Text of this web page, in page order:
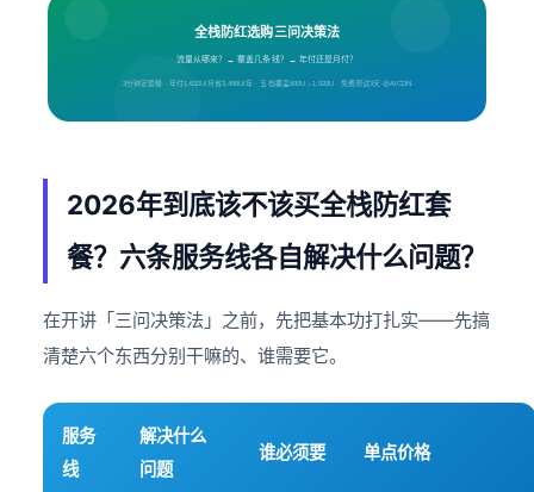
全栈防红选购三问决策法
流量从哪来？→ 覆盖几条线？→ 年付还是月付？
3分钟定套餐 · 年付1,632U/月省3,456U/年 · 五档覆盖500U→1,920U · 免费测试3天 @AICDN
2026年到底该不该买全栈防红套
餐？六条服务线各自解决什么问题？
在开讲「三问决策法」之前，先把基本功打扎实——先搞
清楚六个东西分别干嘛的、谁需要它。
服务
线
解决什么
问题
谁必须要 单点价格